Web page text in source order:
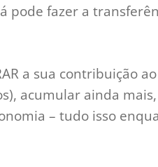
pode fazer a
a sua contribuição
acumular ainda
– tudo isso